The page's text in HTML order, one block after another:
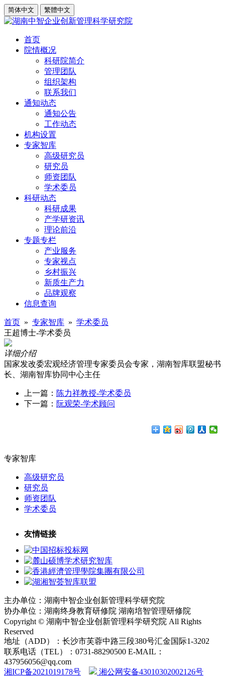
简体中文 繁體中文
首页
院情概况
科研院简介
管理团队
组织架构
联系我们
通知动态
通知公告
工作动态
机构设置
专家智库
高级研究员
研究员
师资团队
学术委员
科研动态
科研成果
产学研资讯
理论前沿
专题专栏
产业服务
专家视点
乡村振兴
新质生产力
品牌观察
信息查询
首页 » 专家智库 » 学术委员
王超博士-学术委员
详细介绍
国家发改委宏观经济管理专家委员会专家，湖南智库联盟秘书
长、湖南智库协同中心主任
上一篇： 陈力祥教授-学术委员
下一篇： 阮观荣-学术顾问
专家智库
高级研究员
研究员
师资团队
学术委员
友情链接
主办单位：湖南中智企业创新管理科学研究院
协办单位：湖南终身教育研修院 湖南培智管理研修院
Copyright © 湖南中智企业创新管理科学研究院 All Rights
Reserved
地址（ADD）：长沙市芙蓉中路三段380号汇金国际1-3202
联系电话（TEL）：0731-88290500 E-MAIL：
437956056@qq.com
湘ICP备2021019178号
湘公网安备43010302002126号